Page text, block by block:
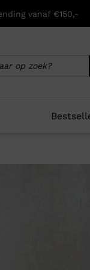
vanaf €150,-
ook